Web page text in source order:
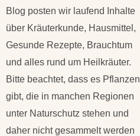
Blog posten wir laufend Inhalte
über Kräuterkunde, Hausmittel,
Gesunde Rezepte, Brauchtum
und alles rund um Heilkräuter.
Bitte beachtet, dass es Pflanzen
gibt, die in manchen Regionen
unter Naturschutz stehen und
daher nicht gesammelt werden